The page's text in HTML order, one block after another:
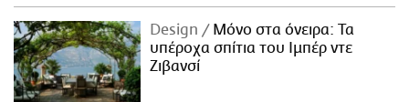
Design
Μόνο στα όνειρα: Τα
υπέροχα σπίτια του Ιμπέρ ντε
Ζιβανσί